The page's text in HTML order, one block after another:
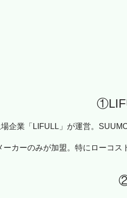
企業「LIFULL」が運営。
ーカーのみが加盟。特にローコス